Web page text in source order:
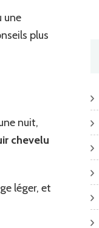
une
plus
nuit,
chevelu
léger, et